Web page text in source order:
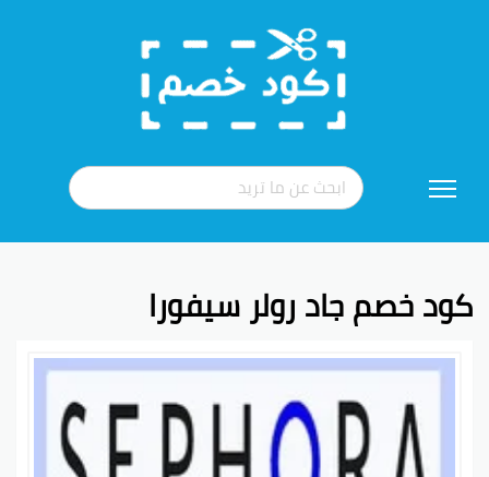
إلى
كود خصم جاد رولر سيفورا